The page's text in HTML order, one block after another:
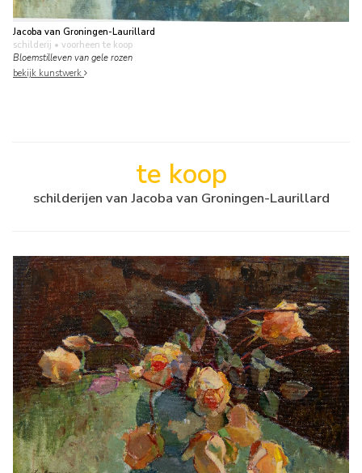
Jacoba van Groningen-Laurillard
schilderij • voorheen te koop
Bloemstilleven van gele rozen
bekijk kunstwerk
te koop
schilderijen van Jacoba van Groningen-Laurillard